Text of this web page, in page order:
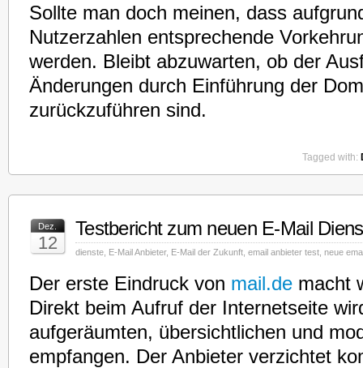
Sollte man doch meinen, dass
Nutzerzahlen entsprechende
werden. Bleibt abzuwarten, ob der
Änderungen durch Einführung der
zurückzuführen sind.
Tagged with:
Dez.
12
Testbericht zum neuen E-Mail
dienste E-Mail Anbieter, E-Mail der Zukunft email anbieter test neue
Der erste Eindruck von mail.de macht
Direkt beim Aufruf der Internetseite
aufgeräumten, übersichtlichen und
empfangen. Der Anbieter verzichtet